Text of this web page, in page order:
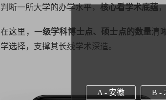
判断一所大学的办学水平，核心看学术底蕴
在这里，一级学科博士点、硕士点的数量清
学选择，支撑其长线学术深造。
A - 安徽 B -